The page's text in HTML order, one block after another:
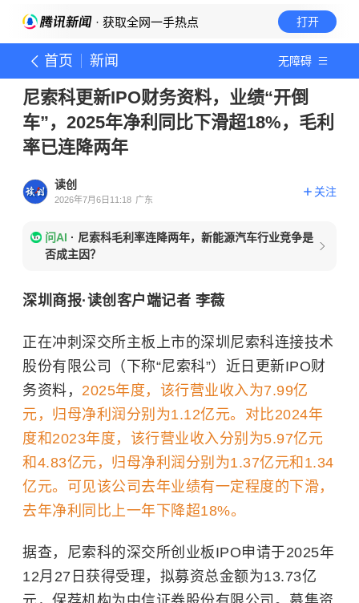
· 获取全网一手热点 打开
首页 新闻 无障碍
尼索科更新IPO财务资料，业绩“开倒
车”，2025年净利同比下滑超18%，毛利
率已连降两年
读创
2026年7月6日11:18 广东
关注
问AI · 尼索科毛利率连降两年，新能源汽车行业竞争是
否成主因？
深圳商报·读创客户端记者 李薇
正在冲刺深交所主板上市的深圳尼索科连接技术
股份有限公司（下称“尼索科”）近日更新IPO财
务资料， 2025年度， 该行营业收入为7.99亿
元，归母净利润分别为1.12亿元。对比2024年
度和2023年度， 该行营业收入分别为5.97亿元
和4.83亿元，归母净利润分别为1.37亿元和1.34
亿元。可见该公司去年业绩有一定程度的下滑，
去年净利同比上一年下降超18%。
据查，尼索科的深交所创业板IPO申请于2025年
12月27日获得受理，拟募资总金额为13.73亿